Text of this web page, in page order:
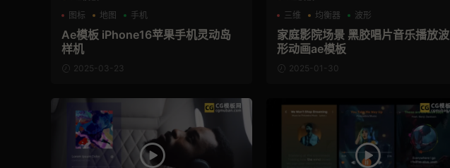
图标
地图 手机
Ae模板 iPhone16苹果手机灵动岛
样机
2025-03-23
三维
均衡器 波形
家庭影院场景 黑胶唱片音乐播放波
形动画ae模板
2025-01-30